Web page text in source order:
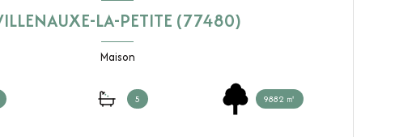
LA-PETITE (77480)
Maison
5 9882 ㎡